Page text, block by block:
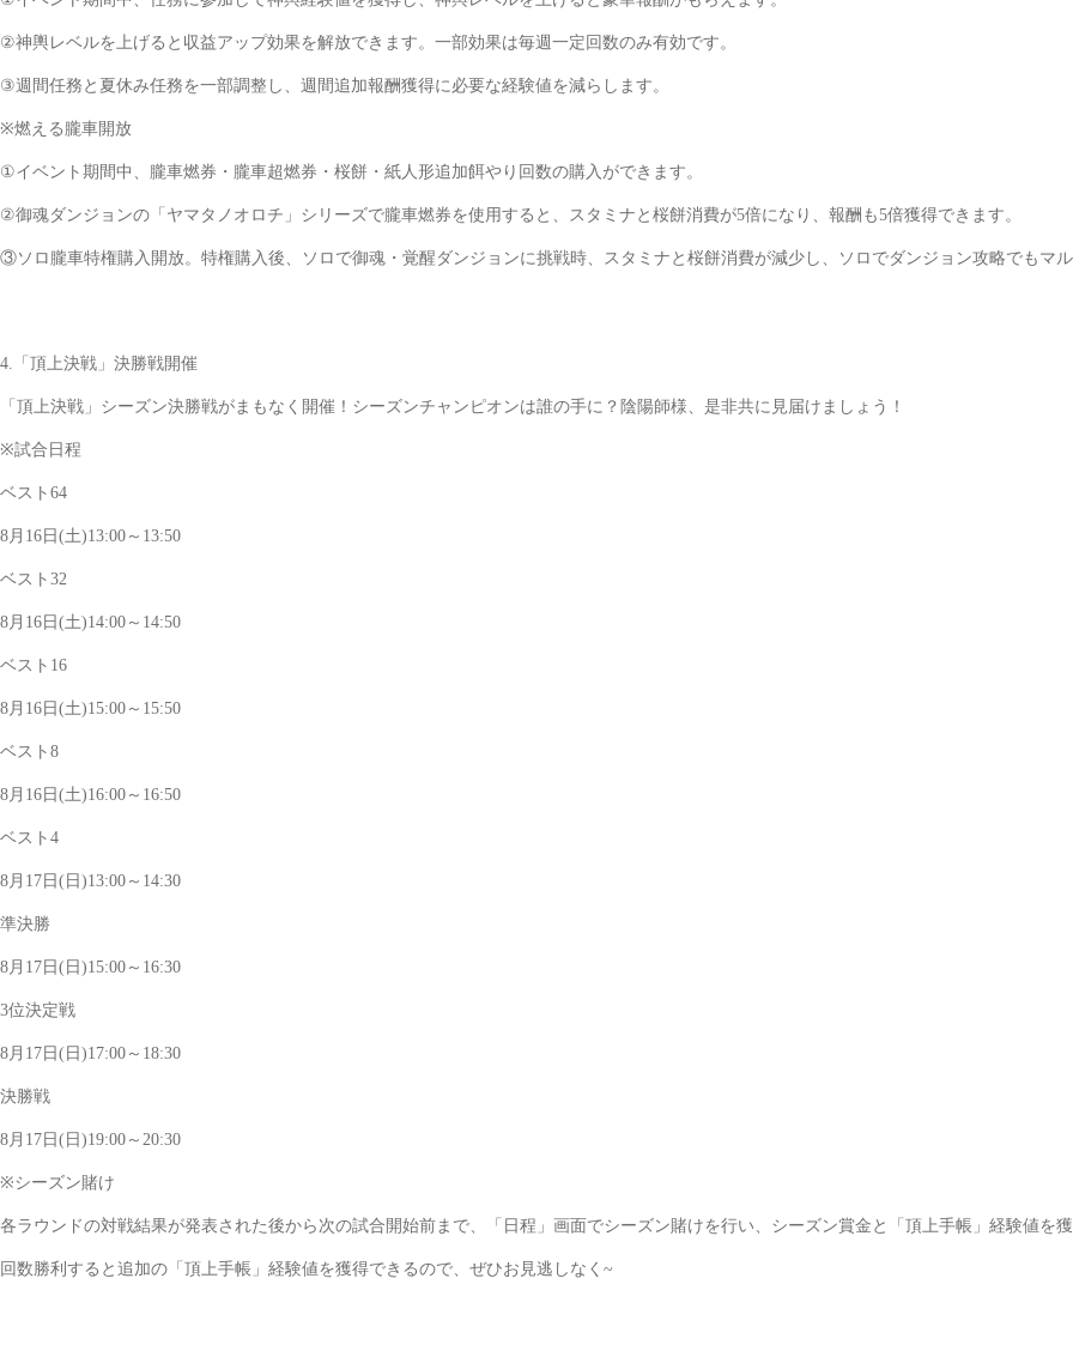
②神輿レベルを上げると収益アップ効果を解放できます。一部効果は毎週一定回数のみ有効です。
③週間任務と夏休み任務を一部調整し、週間追加報酬獲得に必要な経験値を減らします。
※燃える朧車開放
①イベント期間中、朧車燃券・朧車超燃券・桜餅・紙人形追加餌やり回数の購入ができます。
②御魂ダンジョンの「ヤマタノオロチ」シリーズで朧車燃券を使用すると、スタミナと桜餅消費が5倍になり、報酬も5倍獲得できます。
③ソロ朧車特権購入開放。特権購入後、ソロで御魂・覚醒ダンジョンに挑戦時、スタミナと桜餅消費が減少し、ソロでダンジョン攻略でもマル
4.「頂上決戦」決勝戦開催
「頂上決戦」シーズン決勝戦がまもなく開催！シーズンチャンピオンは誰の手に？陰陽師様、是非共に見届けましょう！
※試合日程
ベスト64
8月16日(土)13:00～13:50
ベスト32
8月16日(土)14:00～14:50
ベスト16
8月16日(土)15:00～15:50
ベスト8
8月16日(土)16:00～16:50
ベスト4
8月17日(日)13:00～14:30
準決勝
8月17日(日)15:00～16:30
3位決定戦
8月17日(日)17:00～18:30
決勝戦
8月17日(日)19:00～20:30
※シーズン賭け
各ラウンドの対戦結果が発表された後から次の試合開始前まで、「日程」画面でシーズン賭けを行い、シーズン賞金と「頂上手帳」経験値を
回数勝利すると追加の「頂上手帳」経験値を獲得できるので、ぜひお見逃しなく~